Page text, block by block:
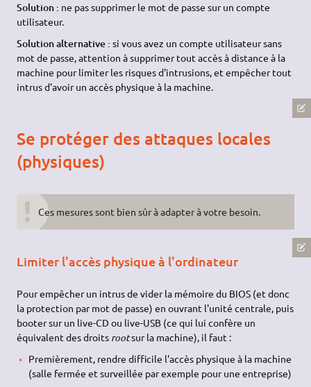
Solution : ne pas supprimer le mot de passe sur un compte
utilisateur.
Solution alternative : si vous avez un compte utilisateur sans
mot de passe, attention à supprimer tout accès à distance à la
machine pour limiter les risques d'intrusions, et empêcher tout
intrus d'avoir un accès physique à la machine.
Se protéger des attaques locales
(physiques)
Ces mesures sont bien sûr à adapter à votre besoin.
Limiter l'accès physique à l'ordinateur
Pour empêcher un intrus de vider la mémoire du BIOS (et donc
la protection par mot de passe) en ouvrant l'unité centrale, puis
booter sur un live-CD ou live-USB (ce qui lui confère un
équivalent des droits rootsur la machine), il faut :
Premièrement, rendre difficile l'accès physique à la machine
(salle fermée et surveillée par exemple pour une entreprise)